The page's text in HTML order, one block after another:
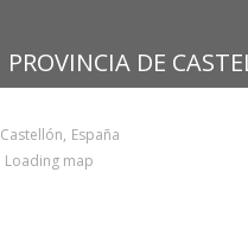
PROVINCIA DE
Castellón, España
Loading map